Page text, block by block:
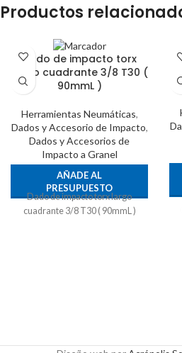
Productos
Dado de impacto torx
largo cuadrante 3/8 T30 (
90mmL )
Herramientas Neumáticas,
Dados y Accesorio de Impacto,
Dados y Accesorios de
Impacto a Granel
AÑADE AL
PRESUPUESTO
Dado de impacto torx largo
cuadrante 3/8 T30 ( 90mmL )